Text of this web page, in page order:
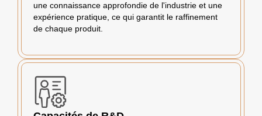
une connaissance approfondie de l'industrie et une
expérience pratique, ce qui garantit le raffinement
de chaque produit.